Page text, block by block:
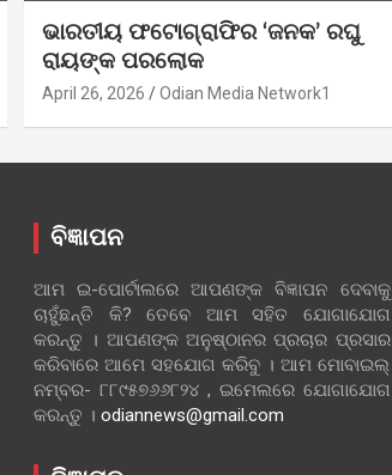
ଭାରତୀୟ ଫଟୋଗ୍ରାଫିର ‘ଜନକ’ ରଘୁ
ରାୟଙ୍କ ପରଲୋକ
April 26, 2026 Odian Media Network1
ବିଜ୍ଞାପନ
ଆମ ଇ-ପୋର୍ଟାଲରେ ଆପଣଙ୍କ ବିଜ୍ଞାପନ ଦେବାକୁ
ଚାହୁଁଛନ୍ତି କି? ତେବେ ଆମ ସହିତ ଯୋଗାଯୋଗ
କରନ୍ତୁ । ଆପଣଙ୍କ ଅନୁଷ୍ଠାନର ପ୍ରଚାର ପ୍ରସାର
କରିବାରେ ଆମେ ସହଯୋଗ କରିବୁ । ଆମ ମୋବାଇଲ୍
ନମ୍ବର- ୮୮୯୫୭୬୬୮୨୪ , ଇମେଲରେ ଯୋଗାଯୋଗ
କରନ୍ତୁ । odiannews@gmail.com